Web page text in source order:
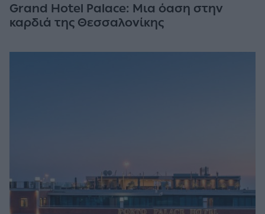
Grand Hotel Palace: Μια όαση στην
καρδιά της Θεσσαλονίκης